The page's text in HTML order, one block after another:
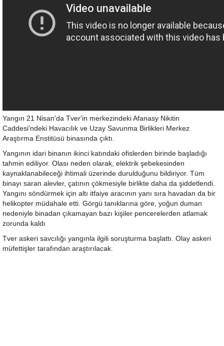
Yangın 21 Nisan'da Tver'in merkezindeki Afanasy Nikitin
Caddesi'ndeki Havacılık ve Uzay Savunma Birlikleri Merkez
Araştırma Enstitüsü binasında çıktı.
Yangının idari binanın ikinci katındaki ofislerden birinde başladığı
tahmin ediliyor. Olası neden olarak, elektrik şebekesinden
kaynaklanabileceği ihtimali üzerinde durulduğunu bildiriyor. Tüm
binayı saran alevler, çatının çökmesiyle birlikte daha da şiddetlendi.
Yangını söndürmek için altı itfaiye aracının yanı sıra havadan da bir
helikopter müdahale etti. Görgü tanıklarına göre, yoğun duman
nedeniyle binadan çıkamayan bazı kişiler pencerelerden atlamak
zorunda kaldı
Tver askeri savcılığı yangınla ilgili soruşturma başlattı. Olay askeri
müfettişler tarafından araştırılacak.